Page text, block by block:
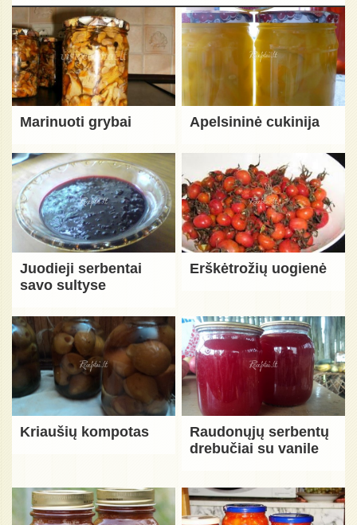
Marinuoti grybai Apelsininė cukinija
Juodieji serbentai
savo sultyse
Erškėtrožių uogienė
Kriaušių kompotas
Raudonųjų serbentų
drebučiai su vanile